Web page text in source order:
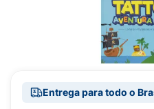
Entrega para todo o